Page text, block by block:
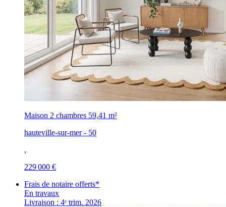
Maison 2 chambres 59,41 m²
hauteville-sur-mer - 50
,
229 000 €
Frais de notaire offerts*
En travaux
Livraison : 4ᵉ trim. 2026